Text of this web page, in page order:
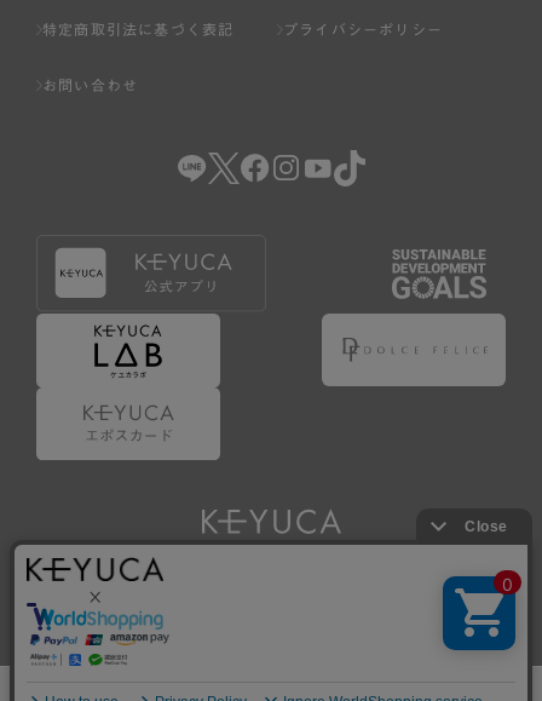
特定商取引法に基づく表記 プライバシーポリシー
お問い合わせ
Copyright © KAWAJUN Co., Ltd. All Rights Reserved.